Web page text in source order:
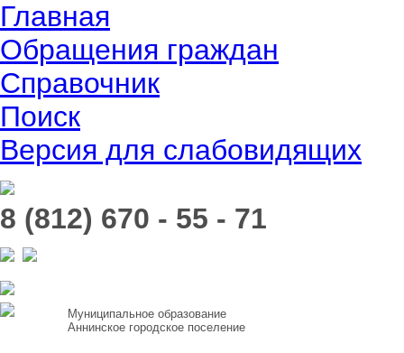
Главная
Обращения граждан
Справочник
Поиск
Версия для слабовидящих
8 (812) 670 - 55 - 71
Муниципальное образование
Аннинское городское поселение